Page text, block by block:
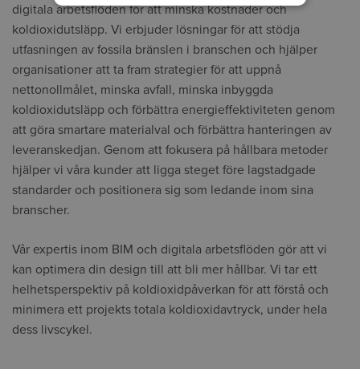
digitala arbetsflöden för att minska kostnader och
koldioxidutsläpp. Vi erbjuder lösningar för att stödja
utfasningen av fossila bränslen i branschen och hjälper
organisationer att ta fram strategier för att uppnå
nettonollmålet, minska avfall, minska inbyggda
koldioxidutsläpp och förbättra energieffektiviteten genom
att göra smartare materialval och förbättra hanteringen av
leveranskedjan. Genom att fokusera på hållbara metoder
hjälper vi våra kunder att ligga steget före lagstadgade
standarder och positionera sig som ledande inom sina
branscher.
Vår expertis inom BIM och digitala arbetsflöden gör att vi
kan optimera din design till att bli mer hållbar. Vi tar ett
helhetsperspektiv på koldioxidpåverkan för att förstå och
minimera ett projekts totala koldioxidavtryck, under hela
dess livscykel.